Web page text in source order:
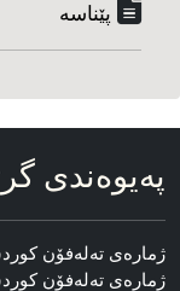
پێناسه‌
په‌یوه‌ندی
ژماره‌ی ته‌له‌فۆن کوردستان :
ژماره‌ی ته‌له‌فۆن کوردستان :